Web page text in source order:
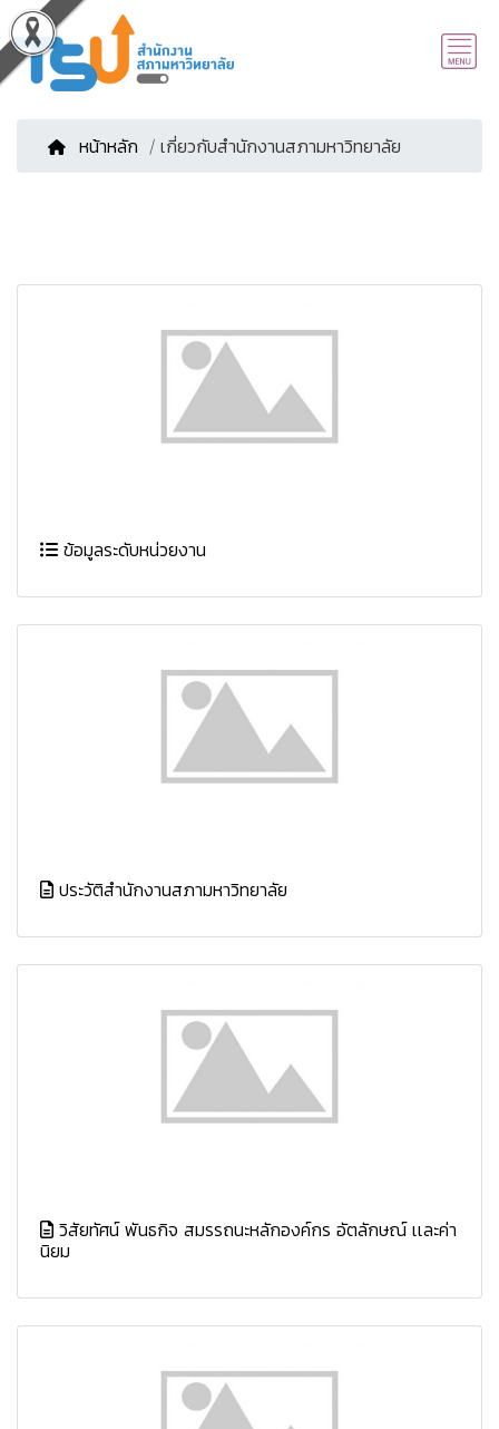
หน้าหลัก / เกี่ยวกับสำนักงานสภามหาวิทยาลัย
ข้อมูลระดับหน่วยงาน
ประวัติสำนักงานสภามหาวิทยาลัย
วิสัยทัศน์ พันธกิจ สมรรถนะหลักองค์กร อัตลักษณ์ เเละค่า
นิยม